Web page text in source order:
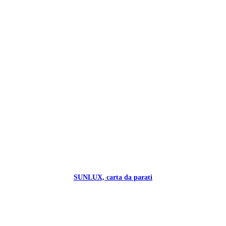
SUNLUX, carta da parati